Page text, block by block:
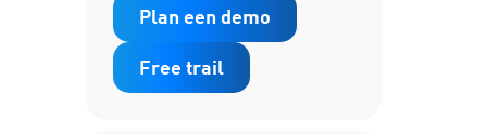
Plan een demo
Free trail